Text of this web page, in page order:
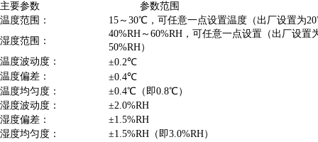
主要参数
参数范围
温度范围：
15～30℃，可任意一点设置温度（出厂设置为
湿度范围：
40%RH～60%RH，可任意一点设置（出厂设置
50%RH）
温度波动度：
±0.2℃
温度偏差：
±0.4℃
温度均匀度：
±0.4℃（即0.8℃）
湿度波动度：
±2.0%RH
湿度偏差：
±1.5%RH
湿度均匀度：
±1.5%RH（即3.0%RH）